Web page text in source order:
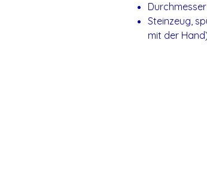
Steinzeug,
mit der